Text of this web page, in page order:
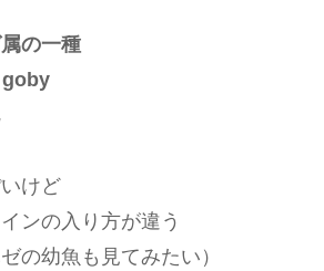
の一種
けど
ンの入り方が違う
の幼魚も見てみたい）